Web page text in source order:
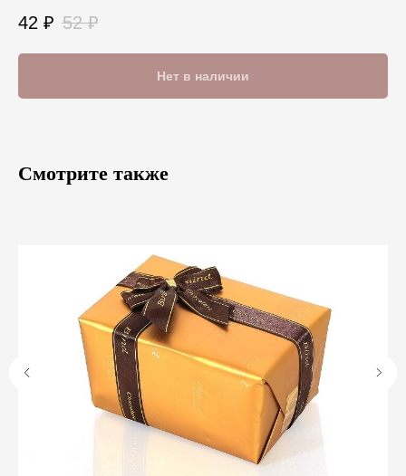
42 ₽ 52 ₽
Нет в наличии
Смотрите также